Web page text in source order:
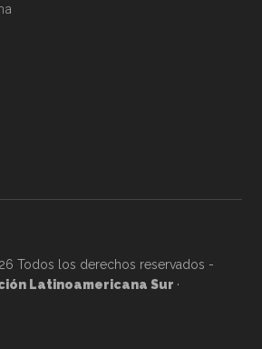
Todos los derechos reservados -
Latinoamericana Sur ·